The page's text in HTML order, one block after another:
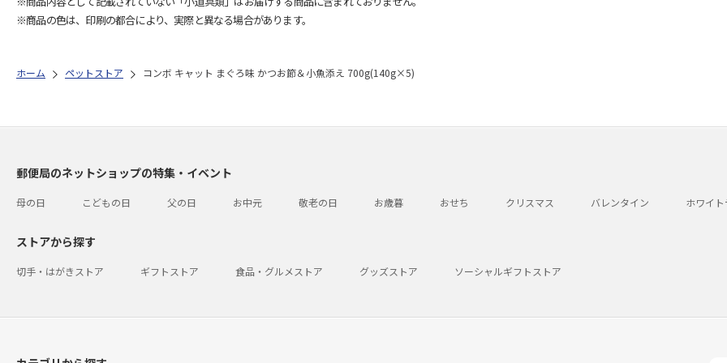
※商品の色は、印刷の都合により、実際と異なる場合があります。
ホーム ペットストア コンボ キャット まぐろ味 かつお節＆小魚添え 700g(140g×5)
郵便局のネットショップの特集・イベント
母の日 こどもの日 父の日 お中元 敬老の日 お歳暮 おせち クリスマス バレンタイン ホワイ
ストアから探す
切手・はがきストア ギフトストア 食品・グルメストア グッズストア ソーシャルギフトストア